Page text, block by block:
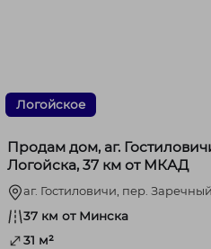
Логойское
Продам дом, аг.
Логойска, 37 км от МКАД
аг. Гостиловичи, пер. Заречный
37 км от Минска
31 м²